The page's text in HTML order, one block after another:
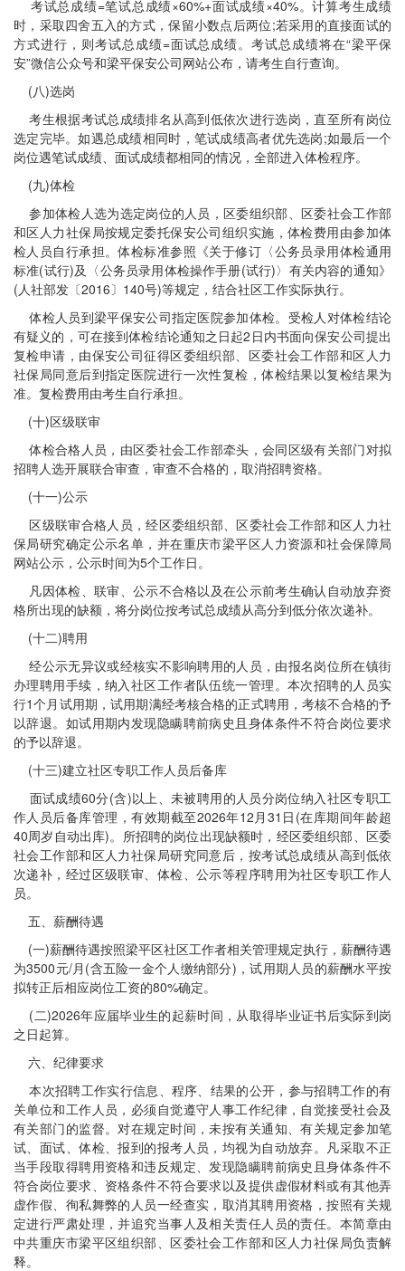
考试总成绩=笔试总成绩×60%+面试成绩×40%。计算考生成绩
时，采取四舍五入的方式，保留小数点后两位;若采用的直接面试的
方式进行，则考试总成绩=面试总成绩。考试总成绩将在“梁平保
安”微信公众号和梁平保安公司网站公布，请考生自行查询。
(八)选岗
考生根据考试总成绩排名从高到低依次进行选岗，直至所有岗位
选定完毕。如遇总成绩相同时，笔试成绩高者优先选岗;如最后一个
岗位遇笔试成绩、面试成绩都相同的情况，全部进入体检程序。
(九)体检
参加体检人选为选定岗位的人员，区委组织部、区委社会工作部
和区人力社保局按规定委托保安公司组织实施，体检费用由参加体
检人员自行承担。体检标准参照《关于修订〈公务员录用体检通用
标准(试行)及〈公务员录用体检操作手册(试行)〉有关内容的通知》
(人社部发〔2016〕140号)等规定，结合社区工作实际执行。
体检人员到梁平保安公司指定医院参加体检。受检人对体检结论
有疑义的，可在接到体检结论通知之日起2日内书面向保安公司提出
复检申请，由保安公司征得区委组织部、区委社会工作部和区人力
社保局同意后到指定医院进行一次性复检，体检结果以复检结果为
准。复检费用由考生自行承担。
(十)区级联审
体检合格人员，由区委社会工作部牵头，会同区级有关部门对拟
招聘人选开展联合审查，审查不合格的，取消招聘资格。
(十一)公示
区级联审合格人员，经区委组织部、区委社会工作部和区人力社
保局研究确定公示名单，并在重庆市梁平区人力资源和社会保障局
网站公示，公示时间为5个工作日。
凡因体检、联审、公示不合格以及在公示前考生确认自动放弃资
格所出现的缺额，将分岗位按考试总成绩从高分到低分依次递补。
(十二)聘用
经公示无异议或经核实不影响聘用的人员，由报名岗位所在镇街
办理聘用手续，纳入社区工作者队伍统一管理。本次招聘的人员实
行1个月试用期，试用期满经考核合格的正式聘用，考核不合格的予
以辞退。如试用期内发现隐瞒聘前病史且身体条件不符合岗位要求
的予以辞退。
(十三)建立社区专职工作人员后备库
面试成绩60分(含)以上、未被聘用的人员分岗位纳入社区专职工
作人员后备库管理，有效期截至2026年12月31日(在库期间年龄超
40周岁自动出库)。所招聘的岗位出现缺额时，经区委组织部、区委
社会工作部和区人力社保局研究同意后，按考试总成绩从高到低依
次递补，经过区级联审、体检、公示等程序聘用为社区专职工作人
员。
五、薪酬待遇
(一)薪酬待遇按照梁平区社区工作者相关管理规定执行，薪酬待遇
为3500元/月(含五险一金个人缴纳部分)，试用期人员的薪酬水平按
拟转正后相应岗位工资的80%确定。
(二)2026年应届毕业生的起薪时间，从取得毕业证书后实际到岗
之日起算。
六、纪律要求
本次招聘工作实行信息、程序、结果的公开，参与招聘工作的有
关单位和工作人员，必须自觉遵守人事工作纪律，自觉接受社会及
有关部门的监督。对在规定时间，未按有关通知、有关规定参加笔
试、面试、体检、报到的报考人员，均视为自动放弃。凡采取不正
当手段取得聘用资格和违反规定、发现隐瞒聘前病史且身体条件不
符合岗位要求、资格条件不符合要求以及提供虚假材料或有其他弄
虚作假、徇私舞弊的人员一经查实，取消其聘用资格，按照有关规
定进行严肃处理，并追究当事人及相关责任人员的责任。本简章由
中共重庆市梁平区组织部、区委社会工作部和区人力社保局负责解
释。